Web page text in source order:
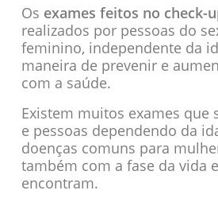
Os exames feitos no check-
realizados por pessoas do
feminino, independente da
maneira de prevenir e
com a saúde.
Existem muitos exames que
e pessoas dependendo da
doenças comuns para
também com a fase da vida
encontram.